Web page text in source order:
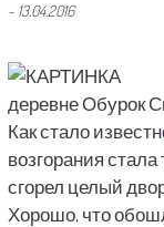
- 13.04.2016
деревне Обурок
Как стало
возгорания
сгорел целый
Хорошо, что